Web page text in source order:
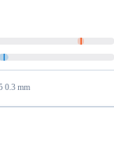
0.3 mm